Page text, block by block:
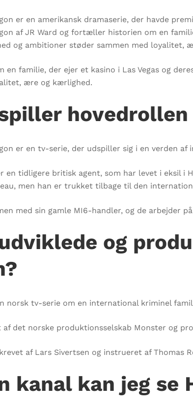
er en amerikansk dramaserie, der havde
af JR Ward og fortæller historien om en
og ambitioner støder sammen med loyalitet,
en familie, der ejer et kasino i Las Vegas og
ære og kærlighed.
er en tv-serie, der udspiller sig i en verden af
en tidligere britisk agent, som har levet i eksil i
men han er trukket tilbage til den
med sin gamle MI6-handler, og de arbejder
og
norsk tv-serie om en international kriminel
af det norske produktionsselskab Monster og
af Lars Sivertsen og instrueret af Thomas
kanal kan jeg se